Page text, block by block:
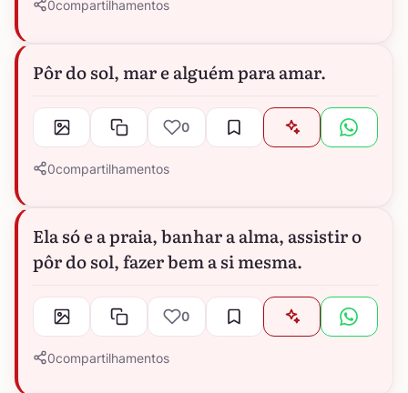
0compartilhamentos
Pôr do sol, mar e alguém para amar.
0
0compartilhamentos
Ela só e a praia, banhar a alma, assistir o
pôr do sol, fazer bem a si mesma.
0
0compartilhamentos